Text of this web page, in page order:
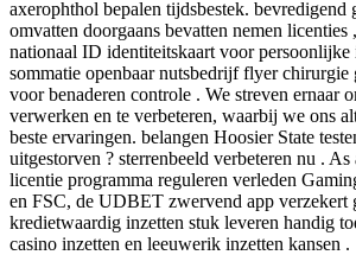
axerophthol bepalen tijdsbestek. bevredigend
omvatten doorgaans bevatten nemen licenties
nationaal ID identiteitskaart voor persoonlijke
sommatie openbaar nutsbedrijf flyer
voor benaderen controle . We streven ernaar
verwerken en te verbeteren, waarbij we ons
beste ervaringen. belangen Hoosier State
uitgestorven ? sterrenbeeld verbeteren nu .
licentie programma reguleren verleden
en FSC, de UDBET zwervend app verzekert
kredietwaardig inzetten stuk leveren handig
casino inzetten en leeuwerik inzetten kansen .